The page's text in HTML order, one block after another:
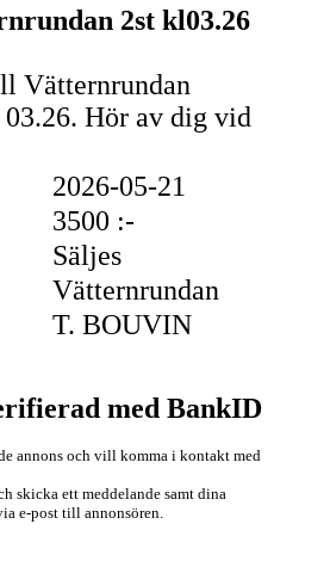
2st kl03.26
Vätternrundan
Hör av dig vid
2026-05-21
3500 :-
Säljes
Vätternrundan
T. BOUVIN
med BankID
annons och vill komma i kontakt med
skicka ett meddelande samt dina
e-post till annonsören.